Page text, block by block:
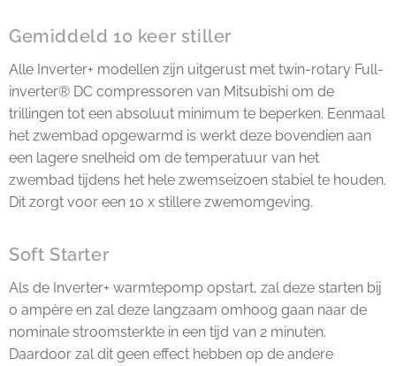
Gemiddeld 10 keer stiller
Alle Inverter+ modellen zijn uitgerust met twin-rotary Full-
inverter® DC compressoren van Mitsubishi om de
trillingen tot een absoluut minimum te beperken. Eenmaal
het zwembad opgewarmd is werkt deze bovendien aan
een lagere snelheid om de temperatuur van het
zwembad tijdens het hele zwemseizoen stabiel te houden.
Dit zorgt voor een 10 x stillere zwemomgeving.
Soft Starter
Als de Inverter+ warmtepomp opstart, zal deze starten bij
0 ampère en zal deze langzaam omhoog gaan naar de
nominale stroomsterkte in een tijd van 2 minuten.
Daardoor zal dit geen effect hebben op de andere